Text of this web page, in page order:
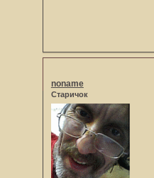
noname
Старичок